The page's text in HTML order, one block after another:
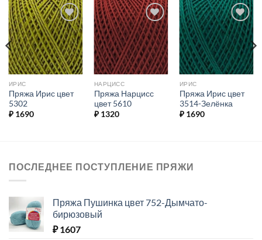
Добавить в
избранное.
ИРИС
Пряжа Ирис цвет
5302
₽1690
Добавить в
избранное.
НАРЦИСС
Пряжа Нарцисс
цвет 5610
₽1320
Добавить в
избранное.
ИРИС
Пряжа Ирис цвет
3514-Зелёнка
₽1690
ПОСЛЕДНЕЕ ПОСТУПЛЕНИЕ ПРЯЖИ
Пряжа Пушинка цвет 752-Дымчато-
бирюзовый
₽1607